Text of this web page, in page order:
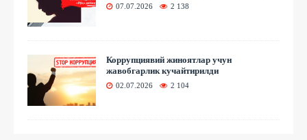
07.07.2026 2 138
Коррупциявий жиноятлар учун
жавобгарлик кучайтирилди
02.07.2026 2 104